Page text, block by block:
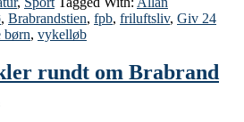
, Brabrandstien, fpb, friluftsliv, Giv 24
børn, vykelløb
rundt om Brabrand